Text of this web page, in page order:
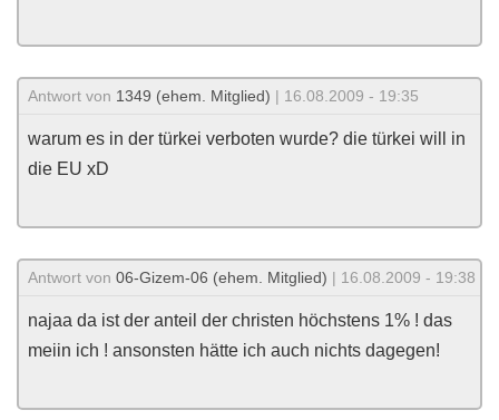
Antwort von 1349 (ehem. Mitglied) | 16.08.2009 - 19:35
warum es in der türkei verboten wurde? die türkei will in
die EU xD
Antwort von 06-Gizem-06 (ehem. Mitglied) | 16.08.2009 - 19:38
najaa da ist der anteil der christen höchstens 1% ! das
meiin ich ! ansonsten hätte ich auch nichts dagegen!